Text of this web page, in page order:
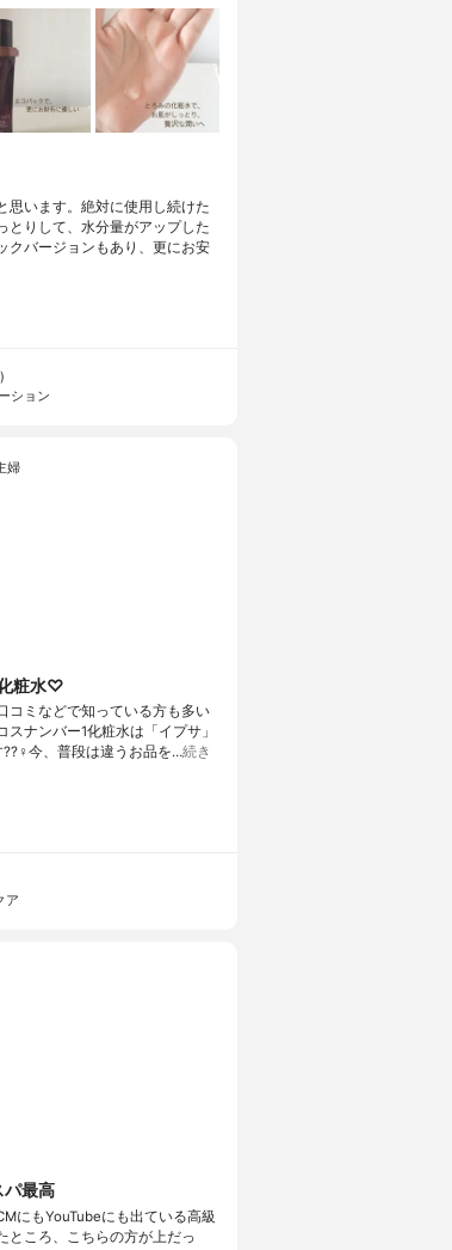
思います。絶対に使用し続けた
とりして、水分量がアップした
クバージョンもあり、更にお安
ション
婦
粧水♡
コミなどで知っている方も多い
ナンバー1化粧水は「イプサ」
??‍♀️今、普段は違うお品を…続き
ア
パ最高
にもYouTubeにも出ている高級
ところ、こちらの方が上だっ